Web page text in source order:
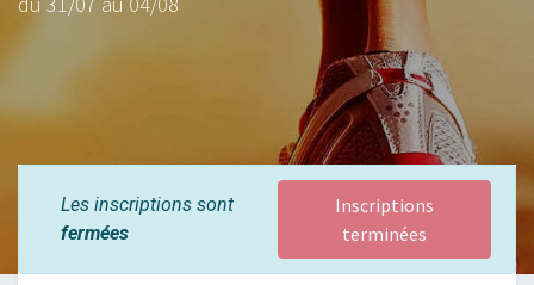
Les inscriptions sont
fermées
Inscriptions
terminées